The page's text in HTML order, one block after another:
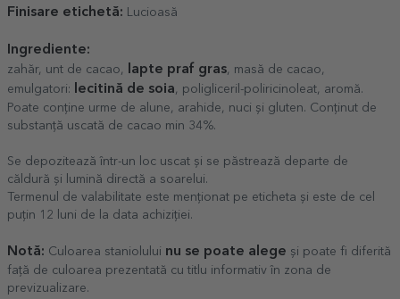
Finisare etichetă: Lucioasă
Ingrediente:
zahăr, unt de cacao, lapte praf gras, masă de cacao,
emulgatori:
lecitină de soia, poligliceril-poliricinoleat, aromă.
Poate conține urme de alune, arahide, nuci și gluten. Conținut de
substanță uscată de cacao min 34%.
Se depozitează într-un loc uscat și se păstrează departe de
căldură și lumină directă a soarelui.
Termenul de valabilitate este menționat pe eticheta și este de cel
puțin 12 luni de la data achiziției.
Notă: Culoarea staniolului nu se poate alege și poate fi diferită
față de culoarea prezentată cu titlu informativ în zona de
previzualizare.